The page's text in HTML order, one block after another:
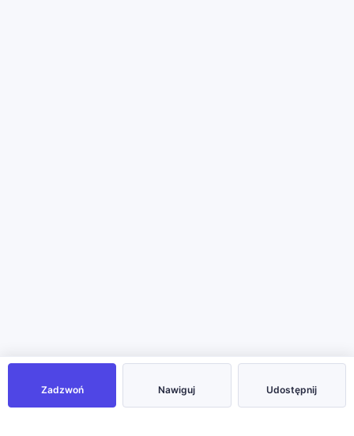
Zadzwoń Nawiguj Udostępnij